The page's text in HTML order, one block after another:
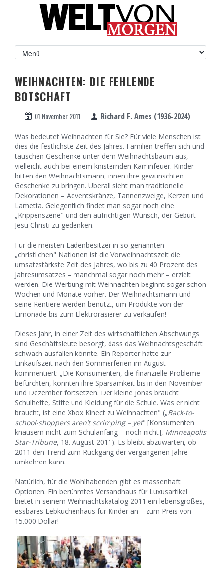
WEIHNACHTEN: DIE FEHLENDE
BOTSCHAFT
01 November 2011 Richard F. Ames (1936-2024)
Was bedeutet Weihnachten für Sie? Für viele Menschen ist
dies die festlichste Zeit des Jahres. Familien treffen sich und
tauschen Geschenke unter dem Weihnachtsbaum aus,
vielleicht auch bei einem knisternden Kaminfeuer. Kinder
bitten den Weihnachtsmann, ihnen ihre gewünschten
Geschenke zu bringen. Überall sieht man traditionelle
Dekorationen – Adventskränze, Tannenzweige, Kerzen und
Lametta. Gelegentlich findet man sogar noch eine
„Krippenszene" und den aufrichtigen Wunsch, der Geburt
Jesu Christi zu gedenken.
Für die meisten Ladenbesitzer in so genannten
„christlichen" Nationen ist die Vorweihnachtszeit die
umsatzstärkste Zeit des Jahres, wo bis zu 40 Prozent des
Jahresumsatzes – manchmal sogar noch mehr – erzielt
werden. Die Werbung mit Weihnachten beginnt sogar schon
Wochen und Monate vorher. Der Weihnachtsmann und
seine Rentiere werden benutzt, um Produkte von der
Limonade bis zum Elektrorasierer zu verkaufen!
Dieses Jahr, in einer Zeit des wirtschaftlichen Abschwungs
sind Geschäftsleute besorgt, dass das Weihnachtsgeschäft
schwach ausfallen könnte. Ein Reporter hatte zur
Einkaufszeit nach den Sommerferien im August
kommentiert: „Die Konsumenten, die finanzielle Probleme
befürchten, könnten ihre Sparsamkeit bis in den November
und Dezember fortsetzen. Der kleine Jonas braucht
Schulhefte, Stifte und Kleidung für die Schule. Was er nicht
braucht, ist eine Xbox Kinect zu Weihnachten" („Back-to-
school-shoppers aren’t scrimping – yet" [Konsumenten
knausern nicht zum Schulanfang – noch nicht], Minneapolis
Star-Tribune, 18. August 2011). Es bleibt abzuwarten, ob
2011 den Trend zum Rückgang der vergangenen Jahre
umkehren kann.
Natürlich, für die Wohlhabenden gibt es massenhaft
Optionen. Ein berühmtes Versandhaus für Luxusartikel
bietet in seinem Weihnachtskatalog 2011 ein lebensgroßes,
essbares Lebkuchenhaus für Kinder an – zum Preis von
15.000 Dollar!